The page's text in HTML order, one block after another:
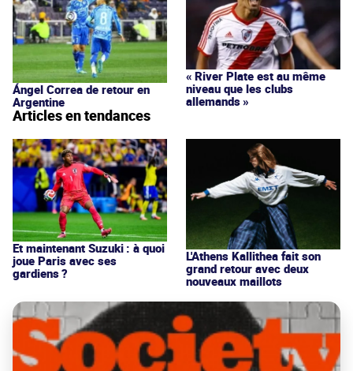
Ángel Correa de retour en
Argentine
« River Plate est au même
niveau que les clubs
allemands »
Articles en tendances
Et maintenant Suzuki : à quoi
joue Paris avec ses
gardiens ?
L'Athens Kallithea fait son
grand retour avec deux
nouveaux maillots